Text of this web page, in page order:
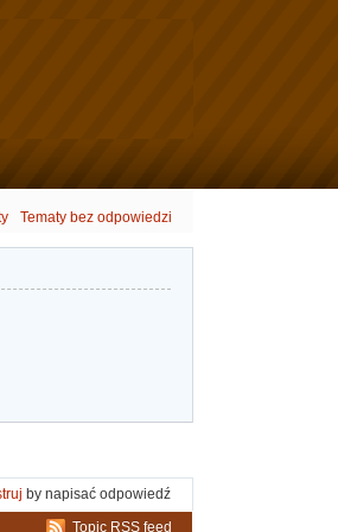
Tematy bez odpowiedzi
by napisać odpowiedź
Topic RSS feed